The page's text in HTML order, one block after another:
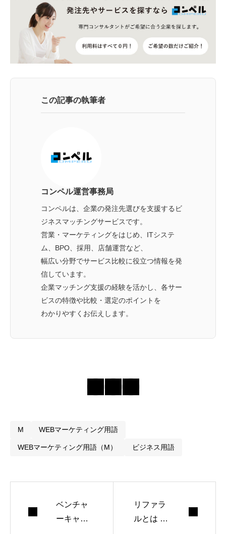
この記事の執筆者
コンペル運営事務局
コンペルは、企業の発注先選びを支援するビ
ジネスマッチングサービスです。
営業・マーケティングをはじめ、ITシステ
ム、BPO、採用、店舗運営など、
幅広い分野でサービス比較に役立つ情報を発
信しています。
企業マッチング支援の経験を活かし、各サー
ビスの特徴や比較・選定のポイントを
わかりやすくお伝えします。
M WEBマーケティング用語
WEBマーケティング用語（M） ビジネス用語
ベンチャ
ーキャピ
リファラ
ルとは -